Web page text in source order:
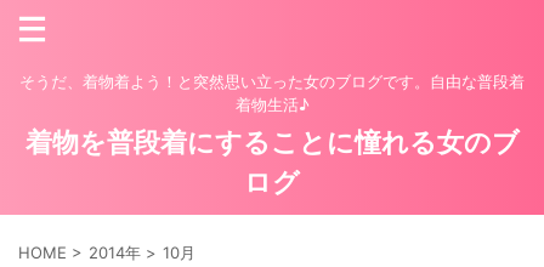
そうだ、着物着よう！と突然思い立った女のブログです。自由な普段着
着物生活♪
着物を普段着にすることに憧れる女のブ
ログ
HOME > 2014年 > 10月